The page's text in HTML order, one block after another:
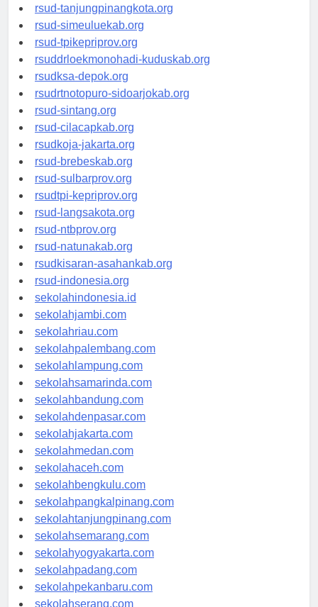
rsud-kotabogor.org
rsud-tanjungpinangkota.org
rsud-simeuluekab.org
rsud-tpikepriprov.org
rsuddrloekmonohadi-kuduskab.org
rsudksa-depok.org
rsudrtnotopuro-sidoarjokab.org
rsud-sintang.org
rsud-cilacapkab.org
rsudkoja-jakarta.org
rsud-brebeskab.org
rsud-sulbarprov.org
rsudtpi-kepriprov.org
rsud-langsakota.org
rsud-ntbprov.org
rsud-natunakab.org
rsudkisaran-asahankab.org
rsud-indonesia.org
sekolahindonesia.id
sekolahjambi.com
sekolahriau.com
sekolahpalembang.com
sekolahlampung.com
sekolahsamarinda.com
sekolahbandung.com
sekolahdenpasar.com
sekolahjakarta.com
sekolahmedan.com
sekolahaceh.com
sekolahbengkulu.com
sekolahpangkalpinang.com
sekolahtanjungpinang.com
sekolahsemarang.com
sekolahyogyakarta.com
sekolahpadang.com
sekolahpekanbaru.com